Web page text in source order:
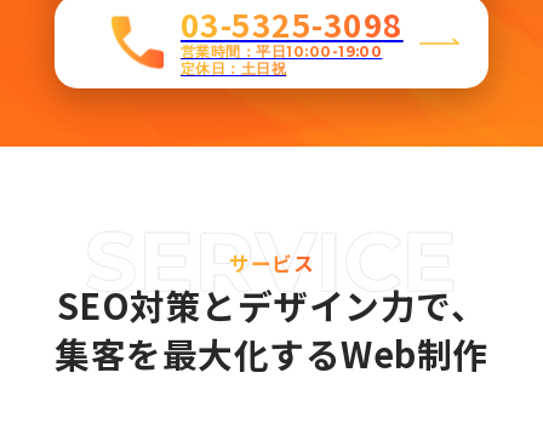
03-5325-3098
営業時間：平日10:00-19:00
定休日：土日祝
サービス
SEO対策とデザイン力で、
集客を最大化するWeb制作